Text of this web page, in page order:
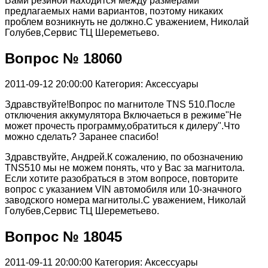
предлагаемых нами вариантов, поэтому никаких
проблем возникнуть не должно.С уважением, Николай
Голубев,Сервис ТЦ Шереметьево.
Вопрос № 18060
2011-09-12 20:00:00 Категория: Аксессуары
Здравствуйте!Вопрос по магнитоле TNS 510.После
отключения аккумулятора Включаеться в режиме"Не
может прочесть программу,обратиться к дилеру".Что
можно сделать? Заранее спасибо!
Здравствуйте, Андрей.К сожалению, по обозначению
TNS510 мы не можем понять, что у Вас за магнитола.
Если хотите разобраться в этом вопросе, повторите
вопрос с указанием VIN автомобиля или 10-значного
заводского номера магнитолы.С уважением, Николай
Голубев,Сервис ТЦ Шереметьево.
Вопрос № 18045
2011-09-11 20:00:00 Категория: Аксессуары